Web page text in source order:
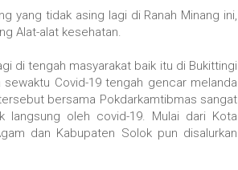
yang tidak asing lagi di Ranah Minang ini,
Alat-alat kesehatan.
di tengah masyarakat baik itu di Bukittingi
Covid-19 tengah gencar melanda
bersama Pokdarkamtibmas sangat
langsung oleh covid-19. Mulai dari Kota
dan Kabupaten Solok pun disalurkan